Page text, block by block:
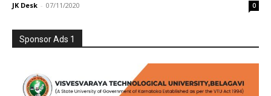
JK Desk - 07/11/2020 0
Sponsor Ads 1